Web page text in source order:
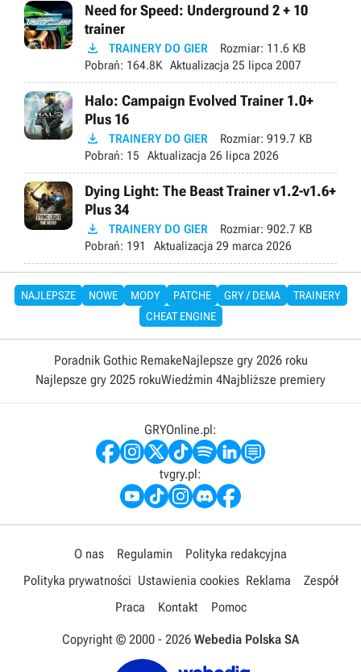
Need for Speed: Underground 2 + 10
trainer
 TRAINERY DO GIER Rozmiar: 11.6 KB
Pobrań: 164.8K Aktualizacja 25 lipca 2007
Halo: Campaign Evolved Trainer 1.0+
Plus 16
 TRAINERY DO GIER Rozmiar: 919.7 KB
Pobrań: 15 Aktualizacja 26 lipca 2026
Dying Light: The Beast Trainer v1.2-v1.6+
Plus 34
 TRAINERY DO GIER Rozmiar: 902.7 KB
Pobrań: 191 Aktualizacja 29 marca 2026
NAJLEPSZE NOWE MODY PATCHE GRY / DEMA
TRAINERY
CHEAT ENGINE
Poradnik Gothic RemakeNajlepsze gry 2026 roku
Najlepsze gry 2025 rokuWiedźmin 4Najbliższe premiery
GRYOnline.pl:
tvgry.pl:
O nas Regulamin
Polityka redakcyjna
Polityka prywatności Ustawienia cookies Reklama
Zespół
Praca
Kontakt Pomoc
Copyright © 2000 - 2026 Webedia Polska SA